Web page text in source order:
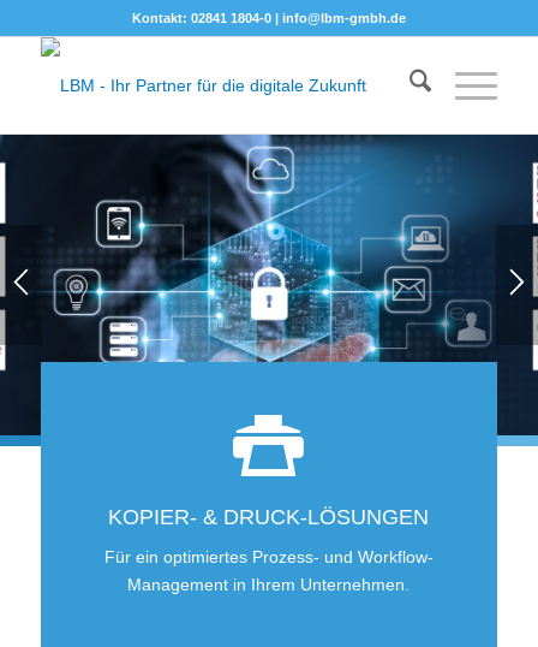
Kontakt: 02841 1804-0 | info@lbm-gmbh.de
KOPIER- & DRUCK-LÖSUNGEN
Für ein optimiertes Prozess- und Workflow-
Management in Ihrem Unternehmen.